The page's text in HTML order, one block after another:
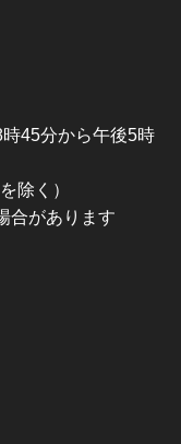
45分から午後5時
除く）
合があります